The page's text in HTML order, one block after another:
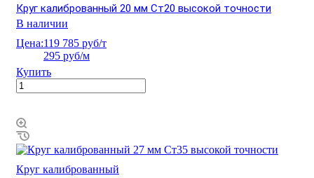
Круг калиброванный 20 мм Ст20 высокой точности
В наличии
Цена:119 785 руб/т
295 руб/м
Купить
Круг калиброванный